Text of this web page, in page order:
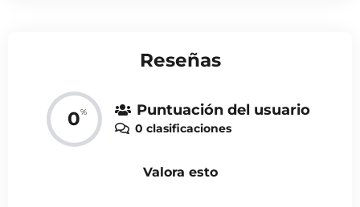
Reseñas
0% Puntuación del usuario
0 clasificaciones
Valora esto